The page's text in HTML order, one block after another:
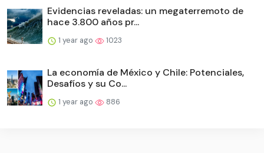
Evidencias reveladas: un megaterremoto de
hace 3.800 años pr...
1 year ago 1023
La economía de México y Chile: Potenciales,
Desafíos y su Co...
1 year ago 886